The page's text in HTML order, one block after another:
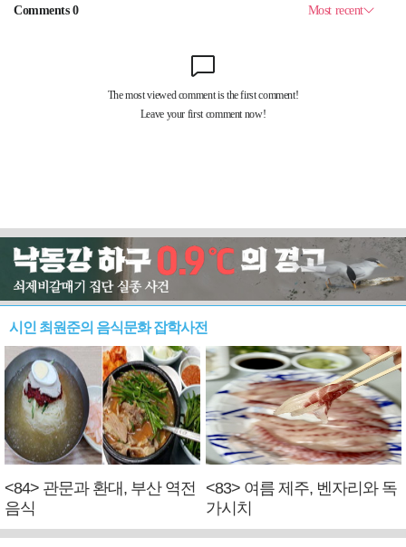
시인 최원준의 음식문화 잡학사전
<84> 관문과 환대, 부산 역전
음식
<83> 여름 제주, 벤자리와 독
가시치